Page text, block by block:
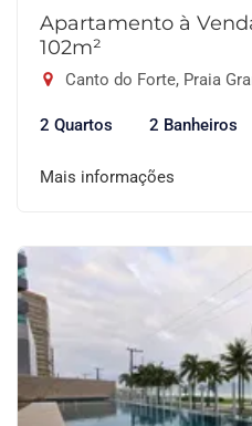
Apartamento à
102m²
Canto do Forte, Praia
2 Quartos 2 Banheiros
Mais informações